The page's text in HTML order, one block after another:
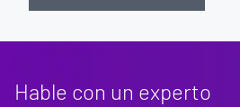
Hable con un experto